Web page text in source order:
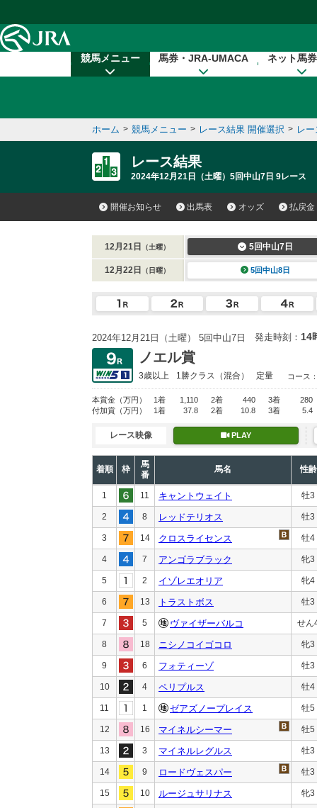
競馬メニュー 馬券・JRA-UMACA ネット馬
ホーム > 競馬メニュー > レース結果 開催選択 > レ
レース結果
2024年12月21日（土曜）5回中山7日 9レース
開催お知らせ 出馬表 オッズ 払戻金
12月21日 （土曜） 5回中山7日
12月22日 （日曜） 5回中山8日
2024年12月21日（土曜） 5回中山7日 発走時刻： 14
ノエル賞
3歳以上 1勝クラス （混合） 定量 コース
本賞金 （万円） 1着 1,110 2着 440 3着
280
付加賞 （万円） 1着 37.8 2着 10.8 3着 5.4
レース映像 PLAY
着順 枠
馬
番
馬名 性齢
1 11 キャントウェイト 牡3
2 8 レッドテリオス 牡3
3 14 クロスライセンス 牡4
4 7 アンゴラブラック 牝3
5 2 イゾレエオリア 牝4
6 13 トラストボス 牡3
7 5 ヴァイザーバルコ せん
8 18 ニシノコイゴコロ 牝3
9 6 フォティーゾ 牡3
10 4 ペリプルス 牡4
11 1 ゼアズノープレイス 牡5
12 16 マイネルシーマー 牡5
13 3 マイネルレグルス 牡3
14 9 ロードヴェスパー 牡3
15 10 ルージュサリナス 牝3